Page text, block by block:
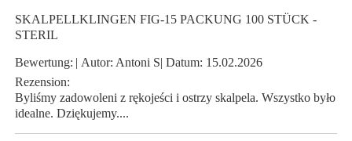
SKALPELLKLINGEN FIG-15 PACKUNG 100 STÜCK -
STERIL
Bewertung: | Autor: Antoni S| Datum: 15.02.2026
Rezension:
Byliśmy zadowoleni z rękojeści i ostrzy skalpela. Wszystko było
idealne. Dziękujemy....